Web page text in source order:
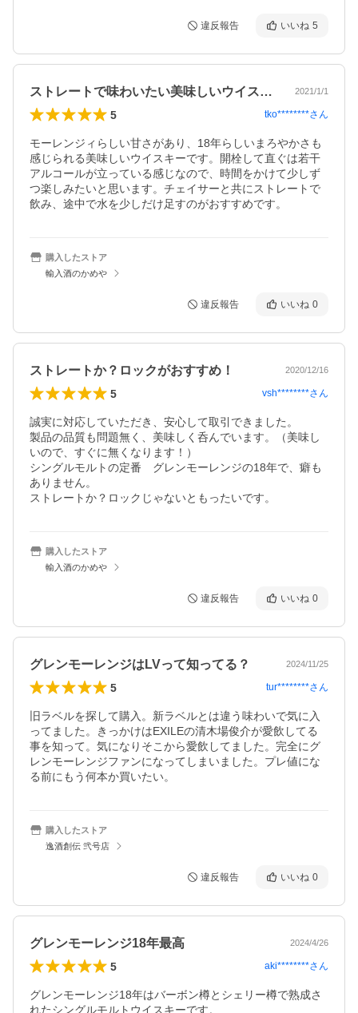
違反報告 いいね 5
ストレートで味わいたい美味しいウイスキー 2021/1/1
5 tko********さん
モーレンジィらしい甘さがあり、18年らしいまろやかさも
感じられる美味しいウイスキーです。開栓して直ぐは若干
アルコールが立っている感じなので、時間をかけて少しず
つ楽しみたいと思います。チェイサーと共にストレートで
飲み、途中で水を少しだけ足すのがおすすめです。
購入したストア
輸入酒のかめや
違反報告 いいね 0
ストレートか？ロックがおすすめ！ 2020/12/16
5 vsh********さん
誠実に対応していただき、安心して取引できました。
製品の品質も問題無く、美味しく呑んでいます。（美味し
いので、すぐに無くなります！）
シングルモルトの定番　グレンモーレンジの18年で、癖も
ありません。
ストレートか？ロックじゃないともったいです。
購入したストア
輸入酒のかめや
違反報告 いいね 0
グレンモーレンジはLVって知ってる？ 2024/11/25
5 tur********さん
旧ラベルを探して購入。新ラベルとは違う味わいで気に入
ってました。きっかけはEXILEの清木場俊介が愛飲してる
事を知って。気になりそこから愛飲してました。完全にグ
レンモーレンジファンになってしまいました。プレ値にな
る前にもう何本か買いたい。
購入したストア
逸酒創伝 弐号店
違反報告 いいね 0
グレンモーレンジ18年最高 2024/4/26
5 aki********さん
グレンモーレンジ18年はバーボン樽とシェリー樽で熟成さ
れたシングルモルトウイスキーです。